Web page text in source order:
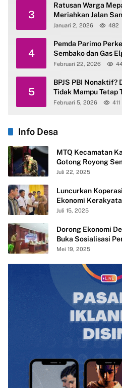
3
Ratusan Warga
Meriahkan Jalan
Kemenag Parimo
Januari 2, 2026 482
4
Pemda Parimo
Sembako dan Gas
Februari 22, 2026
5
BPJS PBI Nonaktif?
Tidak Mampu Tetap
Februari 5, 2026 411
Info Desa
MTQ Kecamatan
Gotong Royong
Desa
Juli 22, 2025
Luncurkan
Ekonomi
Juli 15, 2025
Dorong Ekonomi
Buka Sosialisasi
Merah Putih
Mei 19, 2025